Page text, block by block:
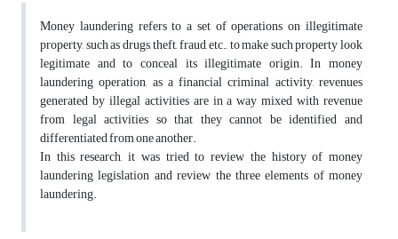
Money laundering refers to a set of operations on illegitimate
property, such as drugs, theft, fraud, etc., to make such property look
legitimate and to conceal its illegitimate origin. In money
laundering operation, as a financial criminal activity, revenues
generated by illegal activities are in a way mixed with revenue
from legal activities so that they cannot be identified and
differentiated from one another.
In this research, it was tried to review the history of money
laundering legislation and review the three elements of money
laundering.